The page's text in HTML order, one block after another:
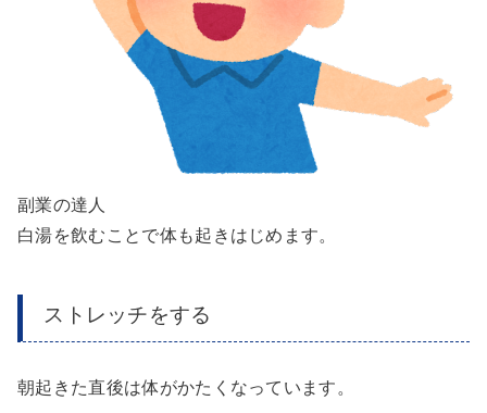
副業の達人
白湯を飲むことで体も起きはじめます。
ストレッチをする
朝起きた直後は体がかたくなっています。